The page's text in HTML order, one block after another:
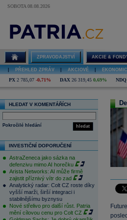
SOBOTA 08.08.2026
ZPRAVODAJSTVÍ AKCIE &
PŘEHLED ZPRÁV AKCIOVÉ
PX 2 785,07 -0,71% DAX 26 319,45 0,69% NDQ
HLEDAT V KOMENTÁŘÍCH
hledat
Pokročilé hledání
INVESTIČNÍ DOPORUČENÍ
AstraZeneca jako sázka na
defenzivu mimo AI horečku
Arista Networks: AI může firmě
zajistit příznivý vítr do zad
Analytický radar: Colt CZ roste díky
vyšší marži, širší integraci i
stabilnějšímu byznysu
Nové střelivo pro další růst. Patria
mění cílovou cenu pro Colt CZ